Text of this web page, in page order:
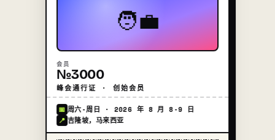
🧑‍💼
会员
№3000
峰会通行证 · 创始会员
📅 周六-周日· 2026 年 8 月 8-9 日
吉隆坡，马来西亚